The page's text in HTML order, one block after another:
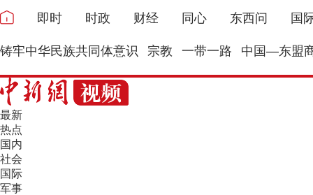
即时 时政 财经 同心 东西问 国
铸牢中华民族共同体意识 宗教 一带一路 中国—东盟
最新
热点
国内
社会
国际
军事